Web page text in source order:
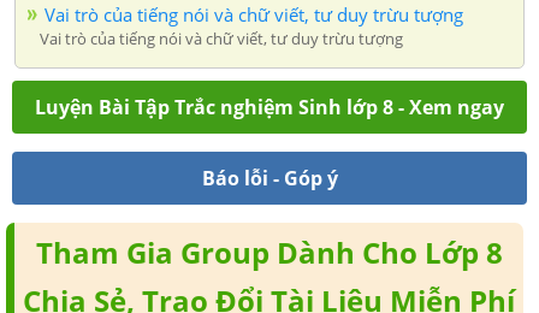
Vai trò của tiếng nói và chữ viết, tư duy trừu tượng
Vai trò của tiếng nói và chữ viết, tư duy trừu tượng
Luyện Bài Tập Trắc nghiệm Sinh lớp 8 - Xem ngay
Báo lỗi - Góp ý
Tham Gia Group Dành Cho Lớp 8
Chia Sẻ, Trao Đổi Tài Liệu Miễn Phí